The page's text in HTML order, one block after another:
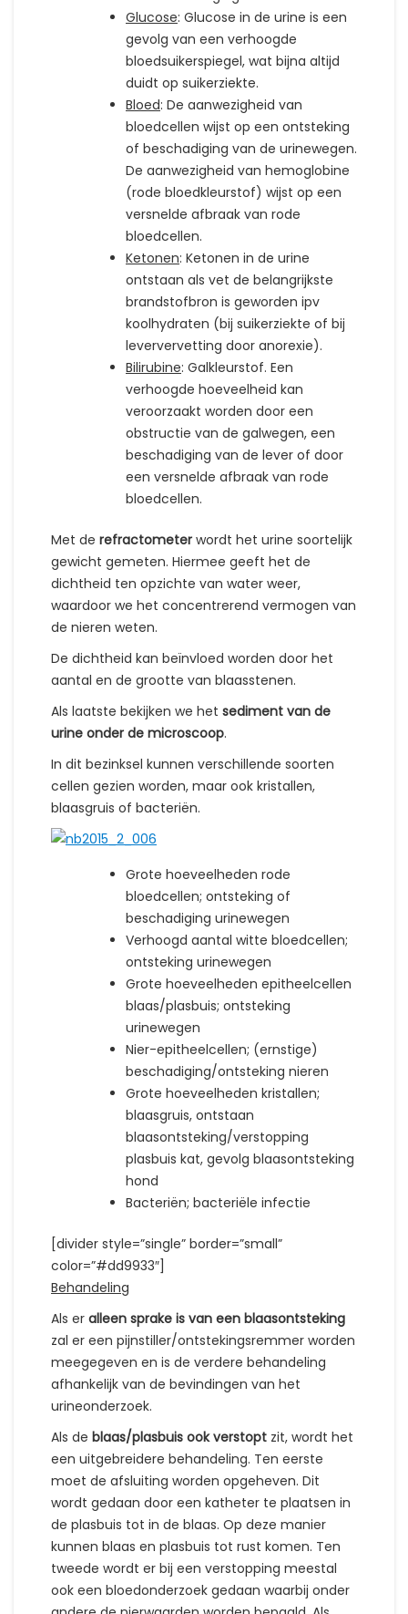
Glucose: Glucose in de urine is een
gevolg van een verhoogde
bloedsuikerspiegel, wat bijna altijd
duidt op suikerziekte.
Bloed: De aanwezigheid van
bloedcellen wijst op een ontsteking
of beschadiging van de urinewegen.
De aanwezigheid van hemoglobine
(rode bloedkleurstof) wijst op een
versnelde afbraak van rode
bloedcellen.
Ketonen: Ketonen in de urine
ontstaan als vet de belangrijkste
brandstofbron is geworden ipv
koolhydraten (bij suikerziekte of bij
leververvetting door anorexie).
Bilirubine: Galkleurstof. Een
verhoogde hoeveelheid kan
veroorzaakt worden door een
obstructie van de galwegen, een
beschadiging van de lever of door
een versnelde afbraak van rode
bloedcellen.
Met de refractometer wordt het urine soortelijk
gewicht gemeten. Hiermee geeft het de
dichtheid ten opzichte van water weer,
waardoor we het concentrerend vermogen van
de nieren weten.
De dichtheid kan beïnvloed worden door het
aantal en de grootte van blaasstenen.
Als laatste bekijken we het sediment van de
urine onder de microscoop.
In dit bezinksel kunnen verschillende soorten
cellen gezien worden, maar ook kristallen,
blaasgruis of bacteriën.
Grote hoeveelheden rode
bloedcellen; ontsteking of
beschadiging urinewegen
Verhoogd aantal witte bloedcellen;
ontsteking urinewegen
Grote hoeveelheden epitheelcellen
blaas/plasbuis; ontsteking
urinewegen
Nier-epitheelcellen; (ernstige)
beschadiging/ontsteking nieren
Grote hoeveelheden kristallen;
blaasgruis, ontstaan
blaasontsteking/verstopping
plasbuis kat, gevolg blaasontsteking
hond
Bacteriën; bacteriële infectie
[divider style=”single” border=”small”
color=”#dd9933″]
Behandeling
Als er alleen sprake is van een blaasontsteking
zal er een pijnstiller/ontstekingsremmer worden
meegegeven en is de verdere behandeling
afhankelijk van de bevindingen van het
urineonderzoek.
Als de blaas/plasbuis ook verstopt zit, wordt het
een uitgebreidere behandeling. Ten eerste
moet de afsluiting worden opgeheven. Dit
wordt gedaan door een katheter te plaatsen in
de plasbuis tot in de blaas. Op deze manier
kunnen blaas en plasbuis tot rust komen. Ten
tweede wordt er bij een verstopping meestal
ook een bloedonderzoek gedaan waarbij onder